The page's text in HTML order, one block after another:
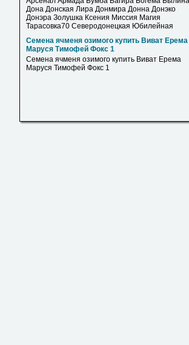
Дона Донская Лира Донмира Донна Донэко
Донэра Золушка Ксения Миссия Магия
Тарасовка70 Северодонецкая Юбилейная
Семена ячменя озимого купить Виват Ерема
Маруся Тимофей Фокс 1
Семена ячменя озимого купить Виват Ерема
Маруся Тимофей Фокс 1